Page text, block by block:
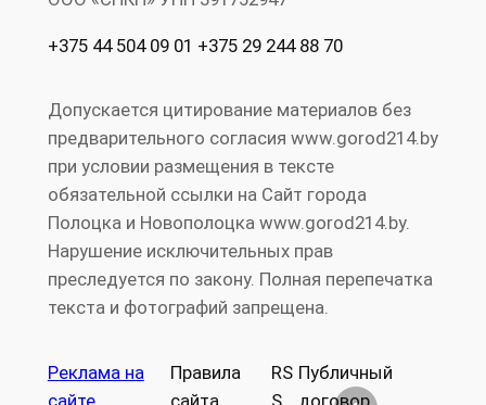
+375 44 504 09 01 +375 29 244 88 70
Допускается цитирование материалов без
предварительного согласия www.gorod214.by
при условии размещения в тексте
обязательной ссылки на Сайт города
Полоцка и Новополоцка www.gorod214.by.
Нарушение исключительных прав
преследуется по закону. Полная перепечатка
текста и фотографий запрещена.
Реклама на
сайте
Правила
сайта
RS
S
Публичный
договор